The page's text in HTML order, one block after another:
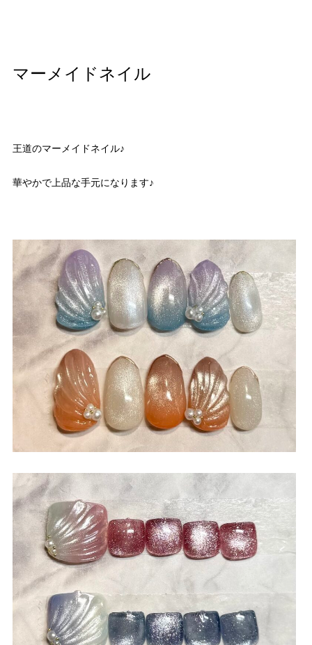
マーメイドネイル
王道のマーメイドネイル♪
華やかで上品な手元になります♪